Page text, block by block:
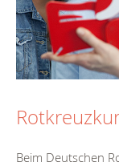
Beim Deutschen